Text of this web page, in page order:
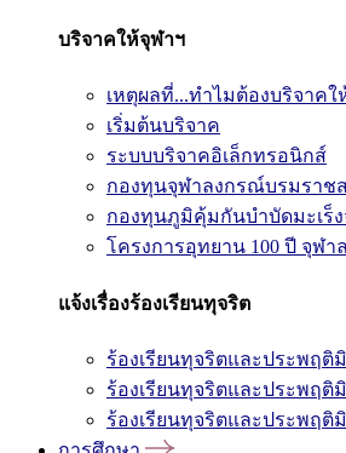
บริจาคให้จุฬาฯ
เหตุผลที่...ทำไมต้องบริจาคใ
เริ่มต้นบริจาค
ระบบบริจาคอิเล็กทรอนิกส์
กองทุนจุฬาลงกรณ์บรมราช
กองทุนภูมิคุ้มกันบำบัดมะเร็ง
โครงการอุทยาน 100 ปี จุฬ
แจ้งเรื่องร้องเรียนทุจริต
ร้องเรียนทุจริตและประพฤติ
ร้องเรียนทุจริตและประพฤติ
ร้องเรียนทุจริตและประพฤติ